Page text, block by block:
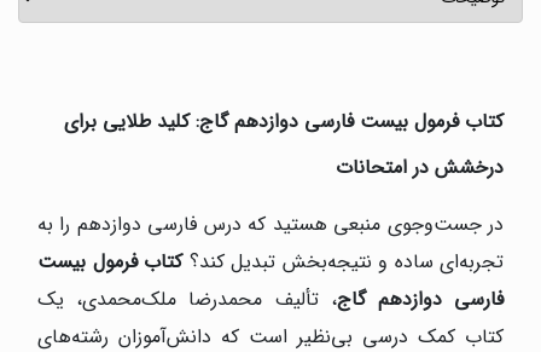
کتاب فرمول بیست فارسی دوازدهم گاج: کلید طلایی برای
درخشش در امتحانات
در جست‌وجوی منبعی هستید که درس فارسی دوازدهم را به
تجربه‌ای ساده و نتیجه‌بخش تبدیل کند؟کتاب فرمول بیست
فارسی دوازدهم گاج، تألیف محمدرضا ملک‌محمدی، یک
کتاب کمک درسی بی‌نظیر است که دانش‌آموزان رشته‌های